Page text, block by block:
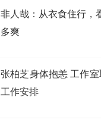
非人哉：从衣食住行，
多爽
张柏芝身体抱恙 工作
工作安排